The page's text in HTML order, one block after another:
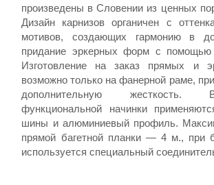
произведены в Словении из ценных
Дизайн карнизов органичен с
мотивов, создающих гармонию в
придание эркерных форм с помощью
Изготовление на заказ прямых и
возможно только на фанерной раме,
дополнительную жесткость.
функциональной начинки
шины и алюминиевый профиль.
прямой багетной планки — 4 м., при
используется специальный